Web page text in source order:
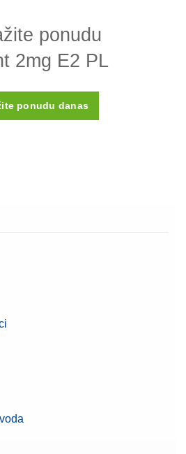
Žica
8000 (± 30) kg/m3
< 0,07
Ne
ponudu
2mg E2 PL
ponudu danas